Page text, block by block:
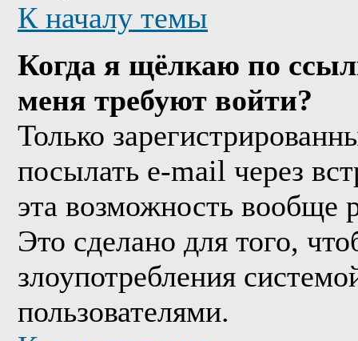
К началу темы
Когда я щёлкаю по
меня требуют войти?
Только
посылать e-mail через
эта возможность вообще
Это сделано для того,
злоупотребления
пользователями.